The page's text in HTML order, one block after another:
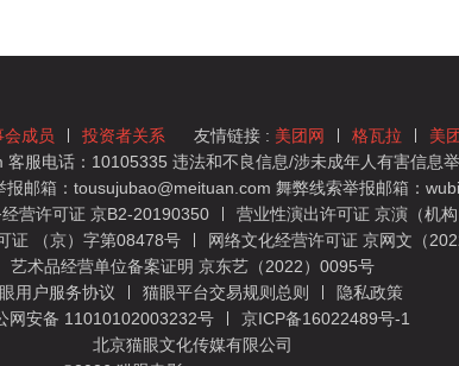
会成员 投资者关系 友情链接 : 美团网 格瓦拉 美
服电话：10105335 违法和不良信息/涉未成年人有害信息
报邮箱：tousujubao@meituan.com 舞弊线索举报邮箱：
营许可证 京B2-20190350
营业性演出许可证 京演（机
证 （京）字第08478号
网络文化经营许可证 京网文（
艺术品经营单位备案证明 京东艺（2022）0095号
用户服务协议
猫眼平台交易规则总则
隐私政策
网安备 11010102003232号
京ICP备16022489号-1
北京猫眼文化传媒有限公司